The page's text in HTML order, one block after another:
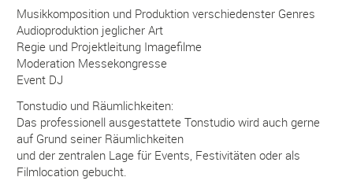
Musikkomposition und Produktion verschiedenster Genres
Audioproduktion jeglicher Art
Regie und Projektleitung Imagefilme
Moderation Messekongresse
Event DJ
Tonstudio und Räumlichkeiten:
Das professionell ausgestattete Tonstudio wird auch gerne
auf Grund seiner Räumlichkeiten
und der zentralen Lage für Events, Festivitäten oder als
Filmlocation gebucht.